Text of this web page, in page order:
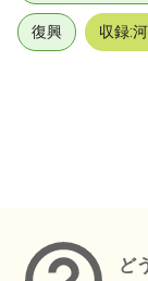
復興 収録:
ど